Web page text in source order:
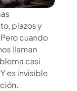
plazos y
cuando
llaman
casi
es invisible